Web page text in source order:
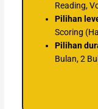
Reading,
Pilihan
Scoring
Pilihan
Bulan, 2